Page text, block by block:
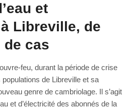
et
Libreville, de
de cas
feu, durant la période de crise
de Libreville et sa
genre de cambriolage. Il s’agit
et d’électricité des abonnés de la